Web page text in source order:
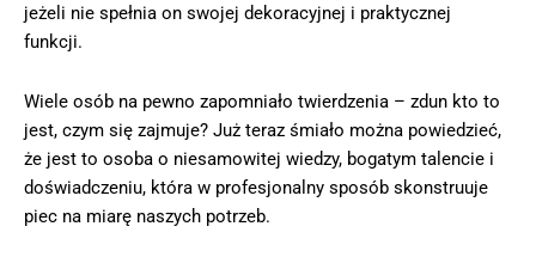
jeżeli nie spełnia on swojej dekoracyjnej i praktycznej
funkcji.
Wiele osób na pewno zapomniało twierdzenia – zdun kto to
jest, czym się zajmuje? Już teraz śmiało można powiedzieć,
że jest to osoba o niesamowitej wiedzy, bogatym talencie i
doświadczeniu, która w profesjonalny sposób skonstruuje
piec na miarę naszych potrzeb.